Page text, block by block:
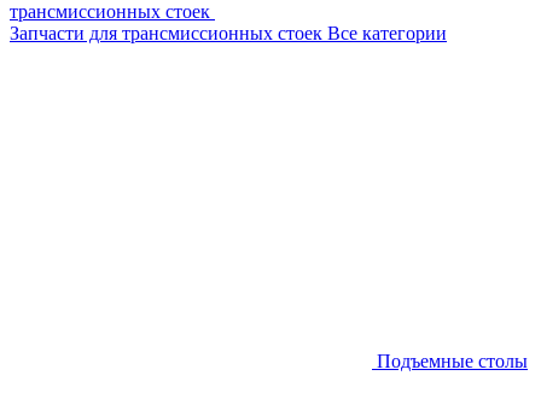
трансмиссионных стоек
Запчасти для трансмиссионных стоек Все категории
Подъемные столы